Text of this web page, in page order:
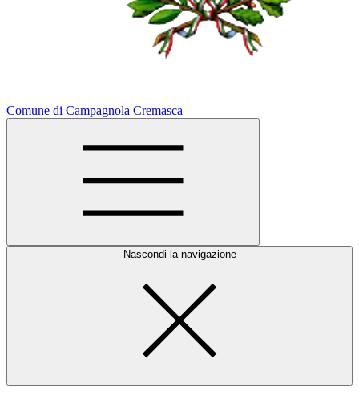
Comune di Campagnola Cremasca
Nascondi la navigazione